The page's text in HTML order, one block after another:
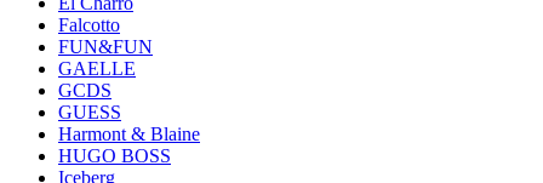
Falcotto
FUN&FUN
GAELLE
GCDS
GUESS
Harmont & Blaine
HUGO BOSS
Iceberg